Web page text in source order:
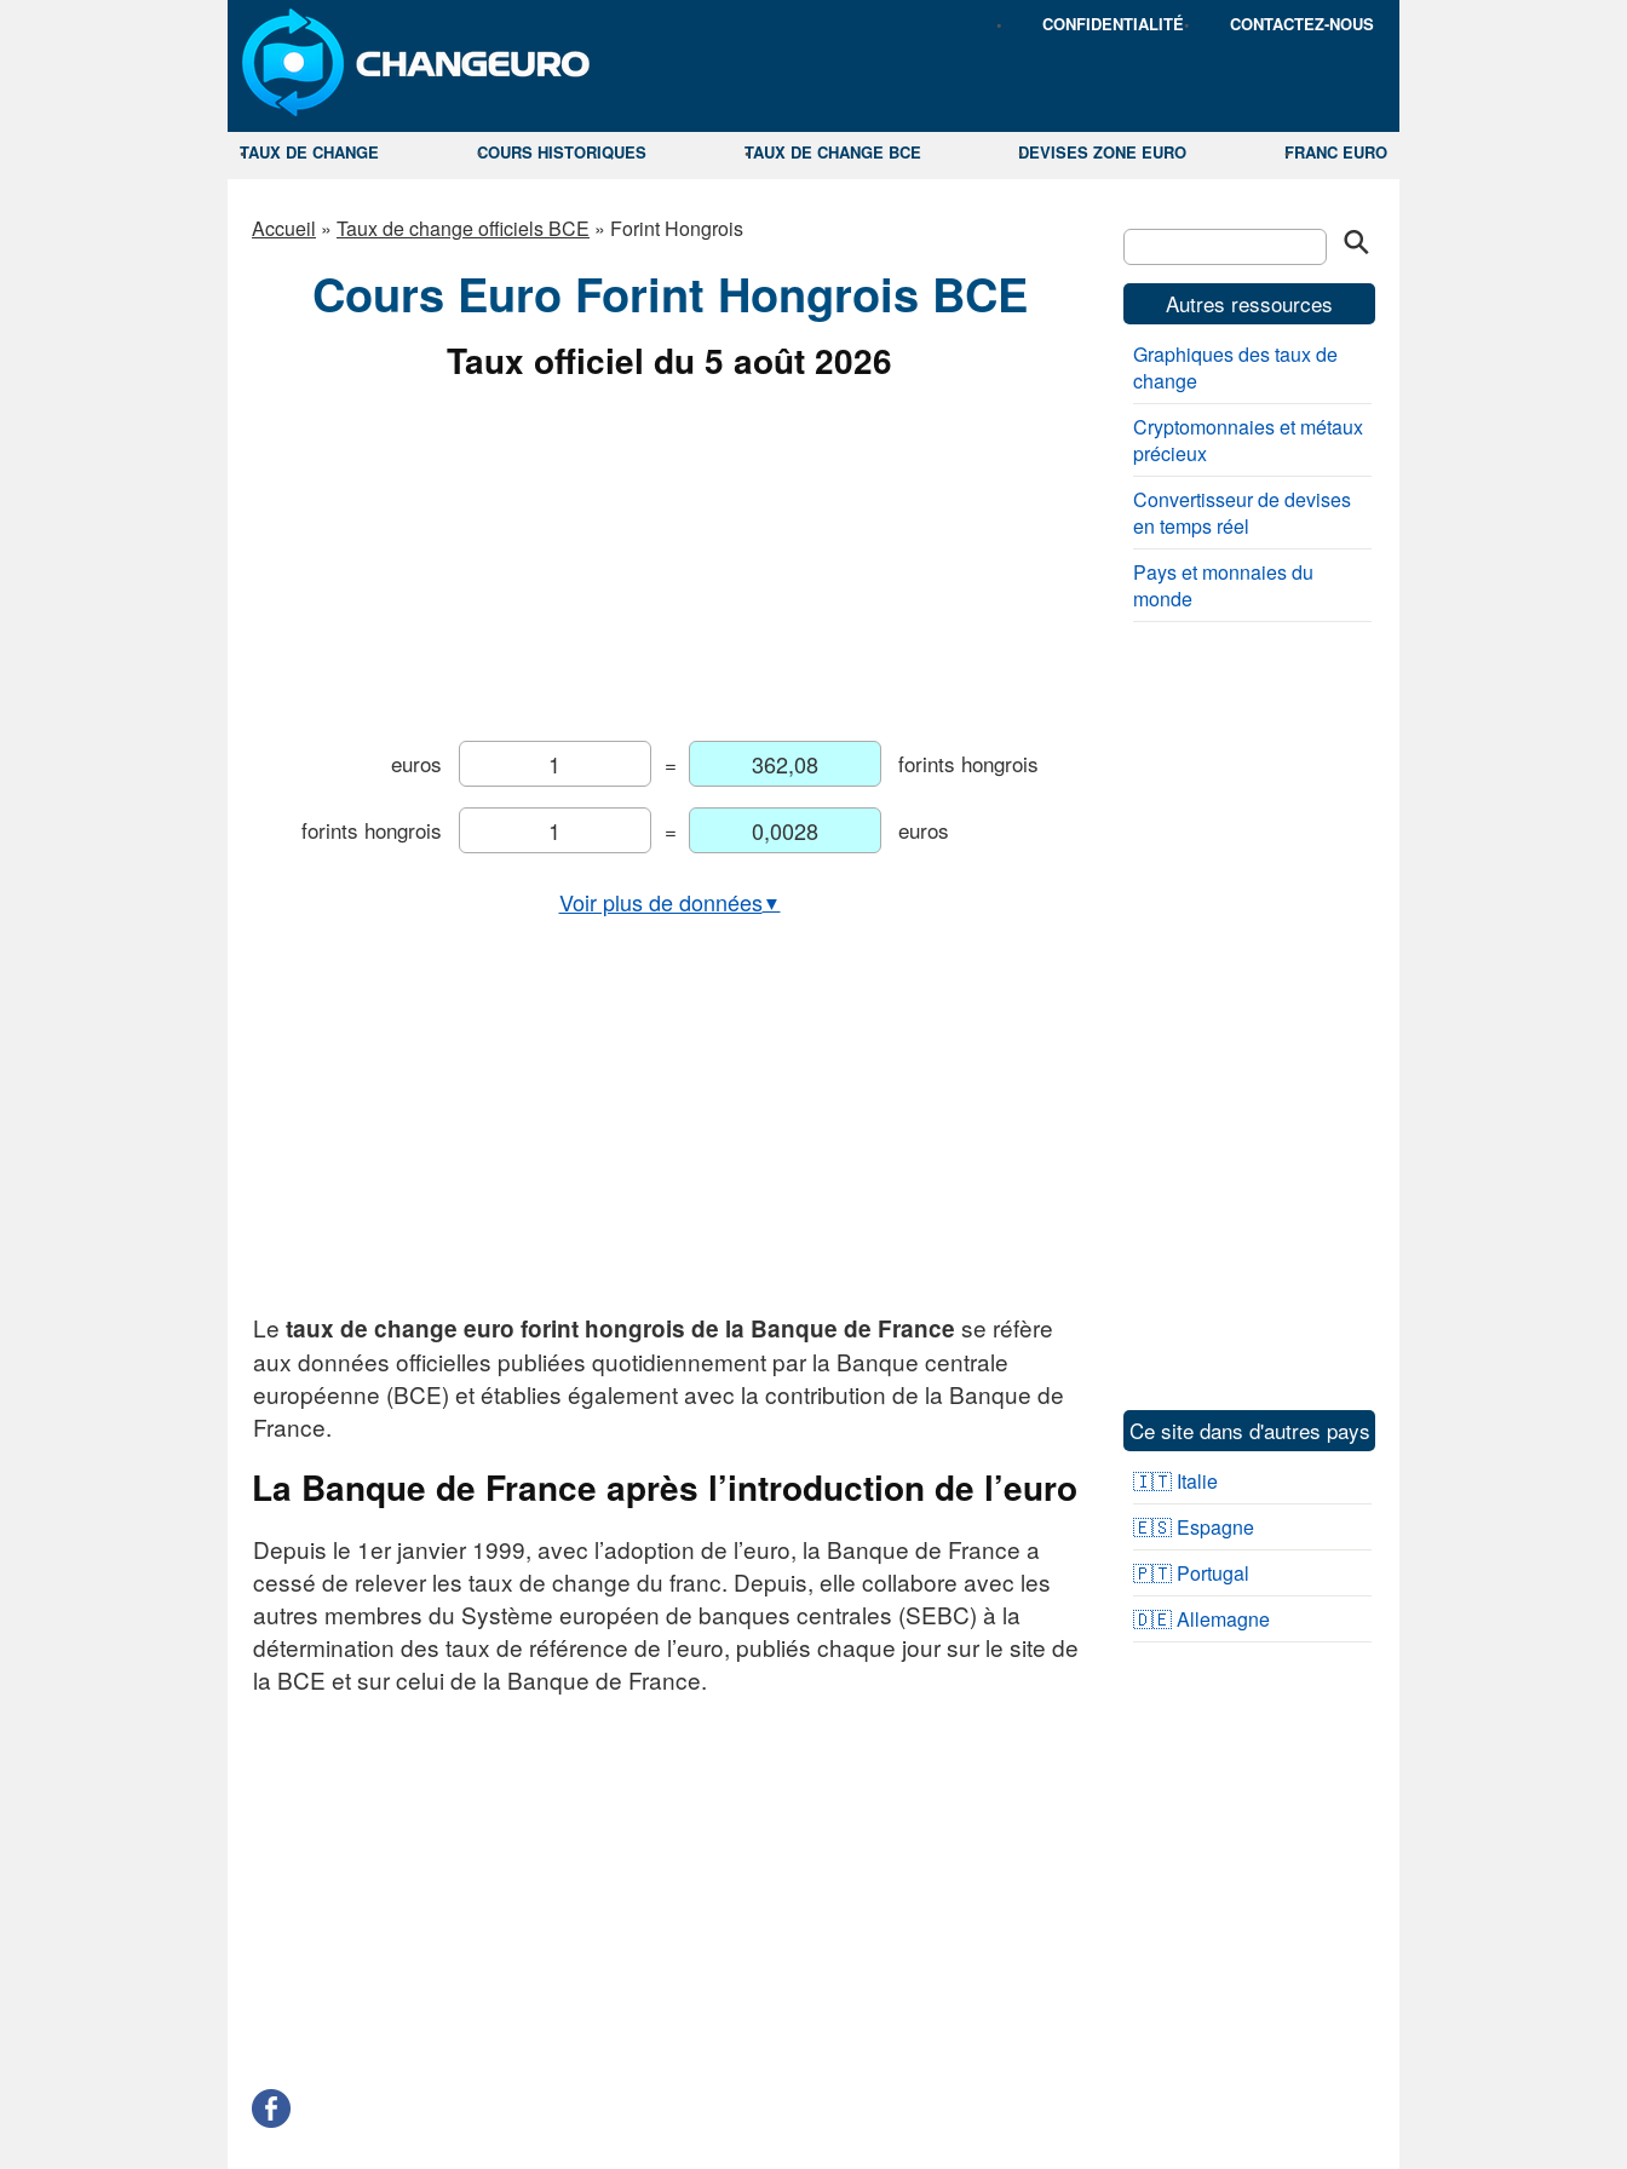
CONFIDENTIALITÉ CONTACTEZ-NOUS
TAUX DE CHANGE COURS HISTORIQUES TAUX DE CHANGE BCE DEVISES ZONE EURO FRANC EURO
Accueil » Taux de change officiels BCE » Forint Hongrois
Cours Euro Forint Hongrois BCE
Taux officiel du 5 août 2026
euros = forints hongrois
forints hongrois = euros
Voir plus de données▼
Le taux de change euro forint hongrois de la Banque de France se réfère
aux données officielles publiées quotidiennement par la Banque centrale
européenne (BCE) et établies également avec la contribution de la Banque de
France.
La Banque de France après l’introduction de l’euro
Depuis le 1er janvier 1999, avec l’adoption de l’euro, la Banque de France a
cessé de relever les taux de change du franc. Depuis, elle collabore avec les
autres membres du Système européen de banques centrales (SEBC) à la
détermination des taux de référence de l’euro, publiés chaque jour sur le site de
la BCE et sur celui de la Banque de France.
Autres ressources
Graphiques des taux de
change
Cryptomonnaies et métaux
précieux
Convertisseur de devises
en temps réel
Pays et monnaies du
monde
Ce site dans d'autres pays
🇮🇹 Italie
🇪🇸 Espagne
🇵🇹 Portugal
🇩🇪 Allemagne